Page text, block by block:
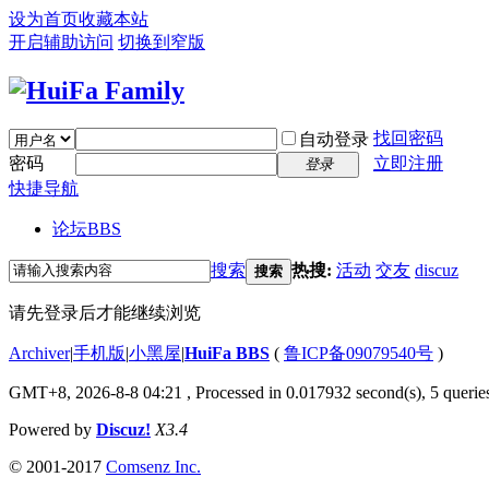
设为首页收藏本站
开启辅助访问 切换到窄版
自动登录 找回密码
密码
登录
立即注册
快捷导航
论坛BBS
搜索 搜索 热搜: 活动 交友 discuz
请先登录后才能继续浏览
Archiver|手机版|小黑屋|HuiFa BBS ( 鲁ICP备09079540号 )
GMT+8, 2026-8-8 04:21 , Processed in 0.017932 second(s), 5
Powered by Discuz! X3.4
© 2001-2017 Comsenz Inc.